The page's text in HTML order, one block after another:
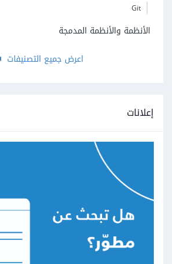
Git
الأنظمة والأنظمة المدمجة
اعرض جميع التصنيفات
إعلانات